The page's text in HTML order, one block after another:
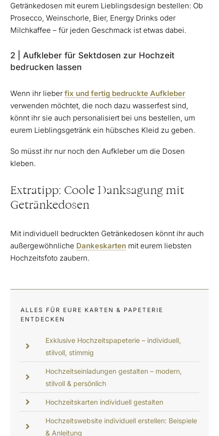
Getränkedosen mit eurem Lieblingsdesign bestellen: Ob
Prosecco, Weinschorle, Bier, Energy Drinks oder
Milchkaffee – für jeden Geschmack ist etwas dabei.
2 | Aufkleber für Sektdosen zur Hochzeit
bedrucken lassen
Wenn ihr lieber fix und fertig bedruckte Aufkleber
verwenden möchtet, die noch dazu wasserfest sind,
könnt ihr sie auch personalisiert bei uns bestellen, um
eurem Lieblingsgetränk ein hübsches Kleid zu geben.
So müsst ihr nur noch den Aufkleber um die Dosen
kleben.
Extratipp: Coole Danksagung mit
Getränkedosen
Mit individuell bedruckten Getränkedosen könnt ihr auch
außergewöhnliche Dankeskarten mit eurem liebsten
Hochzeitsfoto zaubern.
ALLES FÜR EURE KARTEN & PAPETERIE
ENTDECKEN
Exklusive Hochzeitspapeterie – individuell,
stilvoll, stimmig
Hochzeitseinladungen gestalten – modern,
stilvoll & persönlich
Hochzeitskarten individuell gestalten
Hochzeitswebsite individuell erstellen: Beispiele
& Anleitung